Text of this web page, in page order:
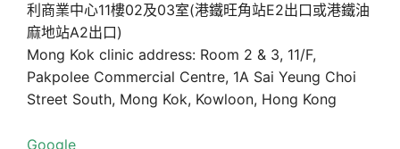
利商業中心11樓02及03室(港鐵旺角站E2出口或港鐵油
麻地站A2出口)
Mong Kok clinic address: Room 2 & 3, 11/F,
Pakpolee Commercial Centre, 1A Sai Yeung Choi
Street South, Mong Kok, Kowloon, Hong Kong
Google